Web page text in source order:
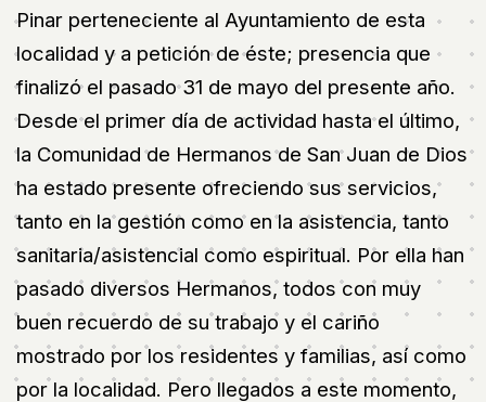
Pinar perteneciente al Ayuntamiento de esta
localidad y a petición de éste; presencia que
finalizó el pasado 31 de mayo del presente año.
Desde el primer día de actividad hasta el último,
la Comunidad de Hermanos de San Juan de Dios
ha estado presente ofreciendo sus servicios,
tanto en la gestión como en la asistencia, tanto
sanitaria/asistencial como espiritual. Por ella han
pasado diversos Hermanos, todos con muy
buen recuerdo de su trabajo y el cariño
mostrado por los residentes y familias, así como
por la localidad. Pero llegados a este momento,